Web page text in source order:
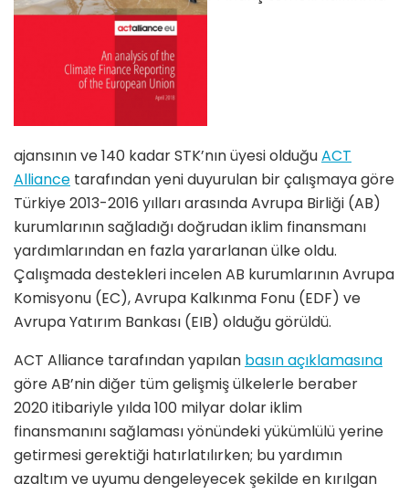
ajansının ve 140 kadar STK’nın üyesi olduğuACT
Alliance tarafından yeni duyurulan bir çalışmaya göre
Türkiye 2013-2016 yılları arasında Avrupa Birliği (AB)
kurumlarının sağladığı doğrudan iklim finansmanı
yardımlarından en fazla yararlanan ülke oldu.
Çalışmada destekleri incelen AB kurumlarının Avrupa
Komisyonu (EC), Avrupa Kalkınma Fonu (EDF) ve
Avrupa Yatırım Bankası (EIB) olduğu görüldü.
ACT Alliance tarafından yapılan basın açıklamasına
göre AB’nin diğer tüm gelişmiş ülkelerle beraber
2020 itibariyle yılda 100 milyar dolar iklim
finansmanını sağlaması yönündeki yükümlülü yerine
getirmesi gerektiği hatırlatılırken; bu yardımın
azaltım ve uyumu dengeleyecek şekilde en kırılgan